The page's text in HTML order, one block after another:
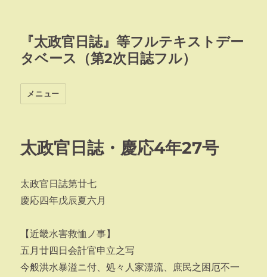
『太政官日誌』等フルテキストデー
タベース（第2次日誌フル）
メニュー
太政官日誌・慶応4年27号
太政官日誌第廿七
慶応四年戊辰夏六月
【近畿水害救恤ノ事】
五月廿四日会計官申立之写
今般洪水暴溢ニ付、処々人家漂流、庶民之困厄不一